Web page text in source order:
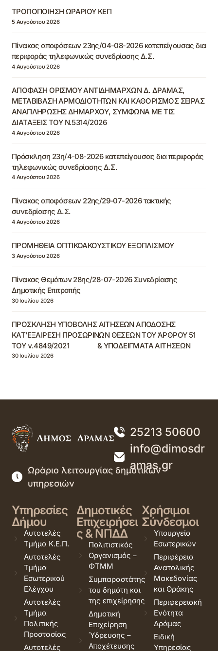
ΤΡΟΠΟΠΟΙΗΣΗ ΩΡΑΡΙΟΥ ΚΕΠ
5 Αυγούστου 2026
Πίνακας αποφάσεων 23ης/04-08-2026 κατεπείγουσας δια
περιφοράς τηλεφωνικώς συνεδρίασης Δ.Σ.
4 Αυγούστου 2026
ΑΠΟΦΑΣΗ ΟΡΙΣΜΟΥ ΑΝΤΙΔΗΜΑΡΧΩΝ Δ. ΔΡΑΜΑΣ,
ΜΕΤΑΒΙΒΑΣΗ ΑΡΜΟΔΙΟΤΗΤΩΝ ΚΑΙ ΚΑΘΟΡΙΣΜΟΣ ΣΕΙΡΑΣ
ΑΝΑΠΛΗΡΩΣΗΣ ΔΗΜΑΡΧΟΥ, ΣΥΜΦΩΝΑ ΜΕ ΤΙΣ
ΔΙΑΤΑΞΕΙΣ ΤΟΥ Ν.5314/2026
4 Αυγούστου 2026
Πρόσκληση 23η/4-08-2026 κατεπείγουσας δια περιφοράς
τηλεφωνικώς συνεδρίασης Δ.Σ.
4 Αυγούστου 2026
Πίνακας αποφάσεων 22ης/29-07-2026 τακτικής
συνεδρίασης Δ.Σ.
4 Αυγούστου 2026
ΠΡΟΜΗΘΕΙΑ ΟΠΤΙΚΟΑΚΟΥΣΤΙΚΟΥ ΕΞΟΠΛΙΣΜΟΥ
3 Αυγούστου 2026
Πίνακας Θεμάτων 28ης/28-07-2026 Συνεδρίασης
Δημοτικής Επιτροπής
30 Ιουλίου 2026
ΠΡΟΣΚΛΗΣΗ ΥΠΟΒΟΛΗΣ ΑΙΤΗΣΕΩΝ ΑΠΟΔΟΣΗΣ
ΚΑΤ’ΕΞΑΙΡΕΣΗ ΠΡΟΣΩΡΙΝΩΝ ΘΕΣΕΩΝ ΤΟΥ ΆΡΘΡΟΥ 51
ΤΟΥ ν.4849/2021 & ΥΠΟΔΕΙΓΜΑΤΑ ΑΙΤΗΣΕΩΝ
30 Ιουλίου 2026
25213 50600
info@dimosdr
amas.gr
Ωράριο λειτουργίας δημοτικών
υπηρεσιών
Υπηρεσίες
Δήμου
Αυτοτελές
Τμήμα Κ.Ε.Π.
Αυτοτελές
Τμήμα
Εσωτερικού
Ελέγχου
Αυτοτελές
Τμήμα
Πολιτικής
Προστασίας
Αυτοτελές
Δημοτικές
Επιχειρήσει
ς & ΝΠΔΔ
Πολιτιστικός
Οργανισμός –
ΦΤΜΜ
Συμπαραστάτης
του δημότη και
της επιχείρησης
Δημοτική
Επιχείρηση
Ύδρευσης –
Αποχέτευσης
Χρήσιμοι
Σύνδεσμοι
Υπουργείο
Εσωτερικών
Περιφέρεια
Ανατολικής
Μακεδονίας
και Θράκης
Περιφερειακή
Ενότητα
Δράμας
Ειδική
Υπηρεσίας